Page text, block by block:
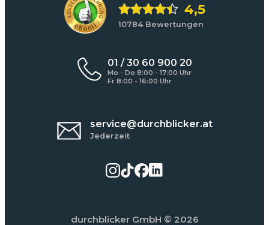
4,5
10784 Bewertungen
01 / 30 60 900 20
Mo - Do 8:00 - 17:00 Uhr
Fr 8:00 - 16:00 Uhr
service@durchblicker.at
Jederzeit
durchblicker GmbH © 2026